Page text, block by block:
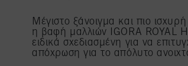
Μέγιστο ξάνοιγμα και πιο
η βαφή μαλλιών IGORA ROYAL
ειδικά σχεδιασμένη για να
απόχρωση για το απόλυτο